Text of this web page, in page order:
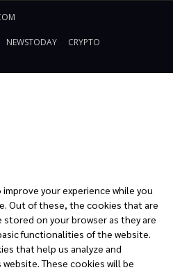
NEWSTODAY
CRYPTO
your experience while you
Out of these, the cookies that are
stored on your browser as they are
functionalities of the website.
that help us analyze and
These cookies will be